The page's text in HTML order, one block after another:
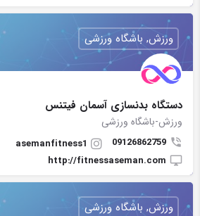
دستگاه بدنسازی آسمان فیتنس
ورزش-باشگاه ورزشی
09126862759
asemanfitness1
http://fitnessaseman.com
ورزش, باشگاه ورزشی
ورزش, باشگاه ورزشی